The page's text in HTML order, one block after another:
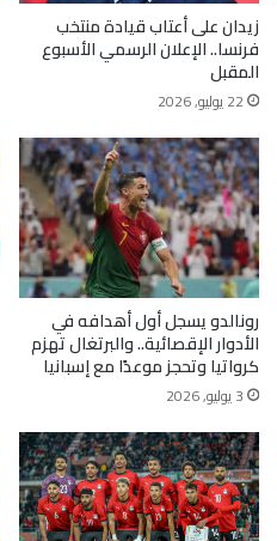
زيدان على أعتاب قيادة منتخب
فرنسا.. الإعلان الرسمي الأسبوع
المقبل
22 يوليو, 2026
رونالدو يسجل أول أهدافه في
الأدوار الإقصائية.. والبرتغال تهزم
كرواتيا وتحجز موعدًا مع إسبانيا
3 يوليو, 2026